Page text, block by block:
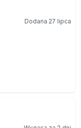
Dodana 27 lipca